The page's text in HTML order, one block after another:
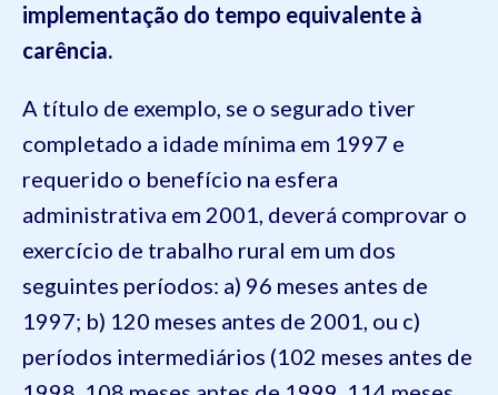
implementação do tempo equivalente à
carência.
A título de exemplo, se o segurado tiver
completado a idade mínima em 1997 e
requerido o benefício na esfera
administrativa em 2001, deverá comprovar o
exercício de trabalho rural em um dos
seguintes períodos: a) 96 meses antes de
1997; b) 120 meses antes de 2001, ou c)
períodos intermediários (102 meses antes de